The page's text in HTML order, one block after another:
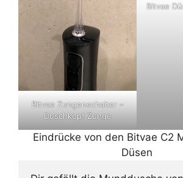
Bitvae Zungenschaber –
Duschkopf Zunge
Bitvae
Eindrücke von den Bitvae C2
Düsen